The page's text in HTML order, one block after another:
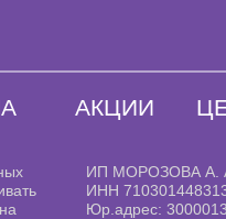
ИП МОРОЗОВА А.
ИНН
Юр.адрес:
АКЦИИ